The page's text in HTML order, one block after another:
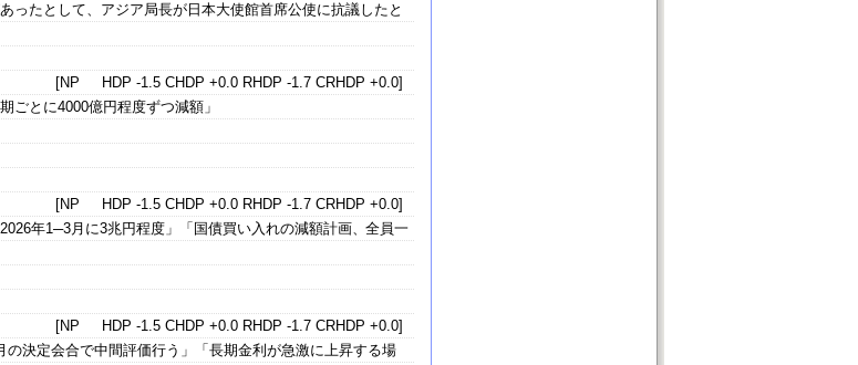
ったとして、アジア局長が日本大使館首席公使に抗議したと
[NP HDP -1.5 CHDP +0.0 RHDP -1.7 CRHDP +0.0]
ごとに4000億円程度ずつ減額」
[NP HDP -1.5 CHDP +0.0 RHDP -1.7 CRHDP +0.0]
年1─3月に3兆円程度」「国債買い入れの減額計画、全員一
[NP HDP -1.5 CHDP +0.0 RHDP -1.7 CRHDP +0.0]
の決定会合で中間評価行う」「長期金利が急激に上昇する場